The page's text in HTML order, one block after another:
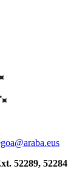
52289, 52284